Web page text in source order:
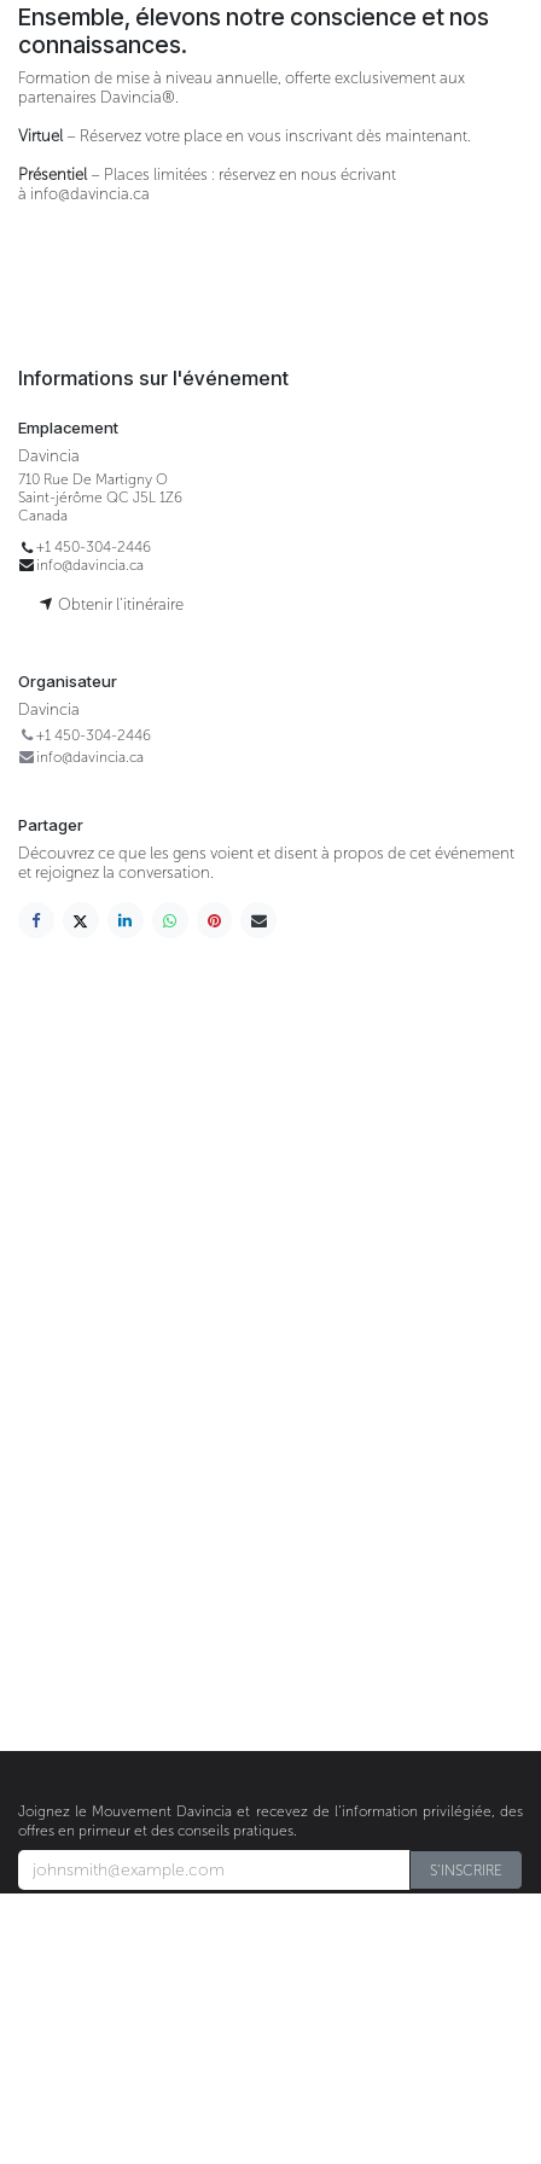
Ensemble, élevons notre conscience et nos
connaissances.
Formation de mise à niveau annuelle, offerte exclusivement aux
partenaires Davincia®.
Virtuel – Réservez votre place en vous inscrivant dès maintenant.
Présentiel – Places limitées : réservez en nous écrivant
à info@davincia.ca
Informations sur l'événement
Emplacement
Davincia
710 Rue De Martigny O
Saint-jérôme QC J5L 1Z6
Canada
+1 450-304-2446
info@davincia.ca
Obtenir l'itinéraire
Organisateur
Davincia
+1 450-304-2446
info@davincia.ca
Partager
Découvrez ce que les gens voient et disent à propos de cet événement
et rejoignez la conversation.
Joignez le Mouvement Davincia et recevez de l’information privilégiée, des
offres en primeur et des conseils pratiques.
S'INSCRIRE​​​​